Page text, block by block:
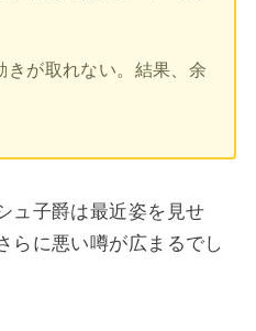
きが取れない。結果、余
ュ子爵は最近姿を見せ
らに悪い噂が広まるでし